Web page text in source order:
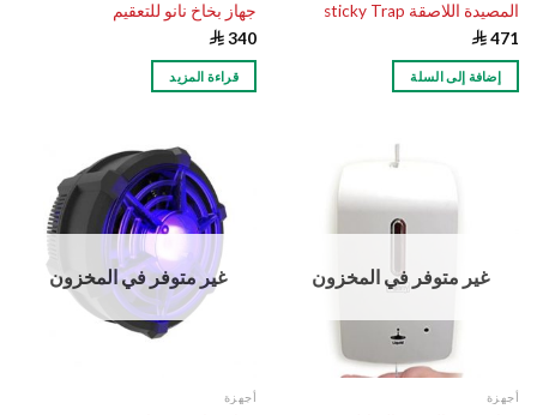
المصيدة اللاصقة sticky Trap
 471
إضافة إلى السلة
جهاز بخاخ نانو للتعقيم
 340
قراءة المزيد
غير متوفر في المخزون
أجهزة
غير متوفر في المخزون
أجهزة